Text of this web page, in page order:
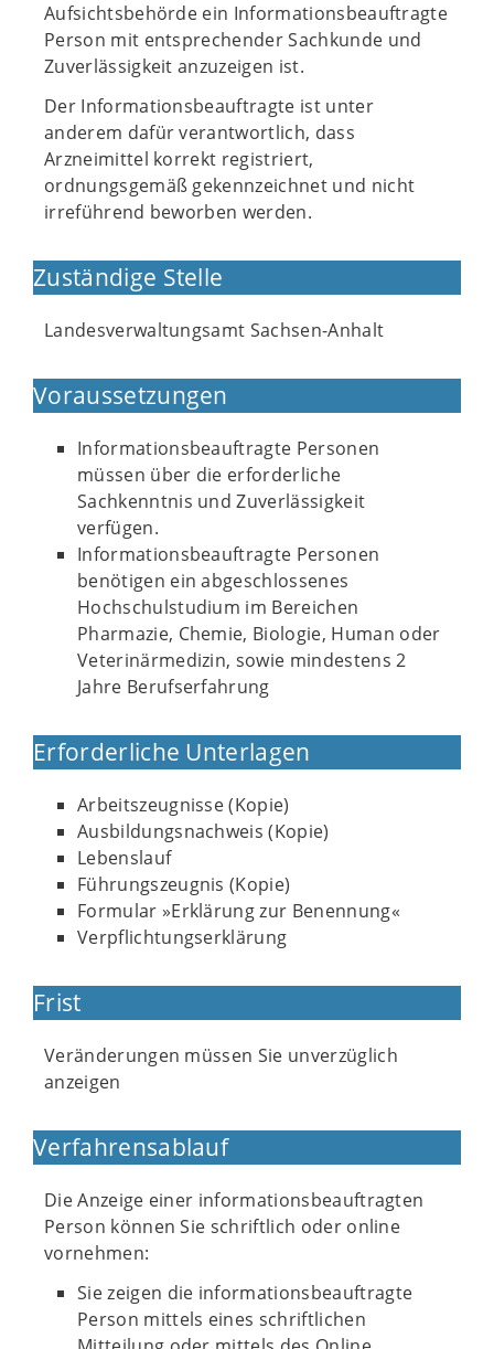
Aufsichtsbehörde ein Informationsbeauftragte
Person mit entsprechender Sachkunde und
Zuverlässigkeit anzuzeigen ist.
Der Informationsbeauftragte ist unter
anderem dafür verantwortlich, dass
Arzneimittel korrekt registriert,
ordnungsgemäß gekennzeichnet und nicht
irreführend beworben werden.
Zuständige Stelle
Landesverwaltungsamt Sachsen-Anhalt
Voraussetzungen
Informationsbeauftragte Personen
müssen über die erforderliche
Sachkenntnis und Zuverlässigkeit
verfügen.
Informationsbeauftragte Personen
benötigen ein abgeschlossenes
Hochschulstudium im Bereichen
Pharmazie, Chemie, Biologie, Human oder
Veterinärmedizin, sowie mindestens 2
Jahre Berufserfahrung
Erforderliche Unterlagen
Arbeitszeugnisse (Kopie)
Ausbildungsnachweis (Kopie)
Lebenslauf
Führungszeugnis (Kopie)
Formular »Erklärung zur Benennung«
Verpflichtungserklärung
Frist
Veränderungen müssen Sie unverzüglich
anzeigen
Verfahrensablauf
Die Anzeige einer informationsbeauftragten
Person können Sie schriftlich oder online
vornehmen:
Sie zeigen die informationsbeauftragte
Person mittels eines schriftlichen